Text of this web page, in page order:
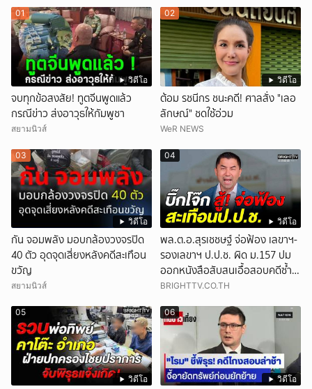
วิดีโอ
01
จบทุกข้อสงสัย! ทูตจีนพูดแล้ว
กรณีข่าว ส่งอาวุธให้กัมพูชา
สยามนิวส์
วิดีโอ
02
ต้อม รชนีกร ชนะคดี! ศาลสั่ง "เลอ
ลักษณ์" ชดใช้อ่วม
WeR NEWS
วิดีโอ
03
กัน จอมพลัง มอบกล้องวงจรปิด
40 ตัว อุดจุดเสี่ยงหลังคดีสะเทือน
ขวัญ
สยามนิวส์
วิดีโอ
04
พล.ต.อ.สุรเชชษฐ์ จ่อฟ้อง เลขาฯ-
รองเลขาฯ ป.ป.ช. ผิด ม.157 ปม
ออกหนังสือสับสนเอื้อสอบคดีซ้ำ
ซ้อน
BRIGHTTV.CO.TH
วิดีโอ
05
วิดีโอ
06